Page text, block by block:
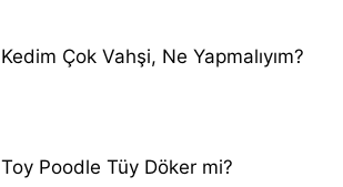
Kedim Çok Vahşi, Ne Yapmalıyım?
Toy Poodle Tüy Döker mi?